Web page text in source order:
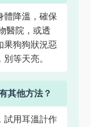
體降溫，確保
醫院，或透
果狗狗狀況惡
等天亮。
其他方法？
試用耳溫計作